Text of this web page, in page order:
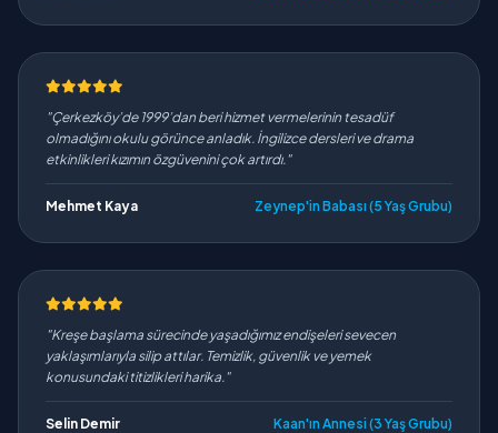
"Çerkezköy’de 1999’dan beri hizmet vermelerinin tesadüf
olmadığını okulu görünce anladık. İngilizce dersleri ve drama
etkinlikleri kızımın özgüvenini çok artırdı."
Mehmet Kaya Zeynep'in Babası (5 Yaş Grubu)
"Kreşe başlama sürecinde yaşadığımız endişeleri sevecen
yaklaşımlarıyla silip attılar. Temizlik, güvenlik ve yemek
konusundaki titizlikleri harika."
Selin Demir Kaan'ın Annesi (3 Yaş Grubu)